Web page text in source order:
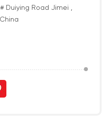
Duiying Road Jimei ,